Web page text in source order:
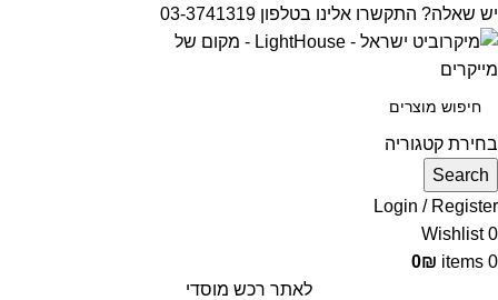
יש שאלה? התקשרו אלינו בטלפון 03-3741319
בחירת קטגוריה
Search
Login / Register
0
Wishlist
0
items
0₪
לאתר רכש מוסדי